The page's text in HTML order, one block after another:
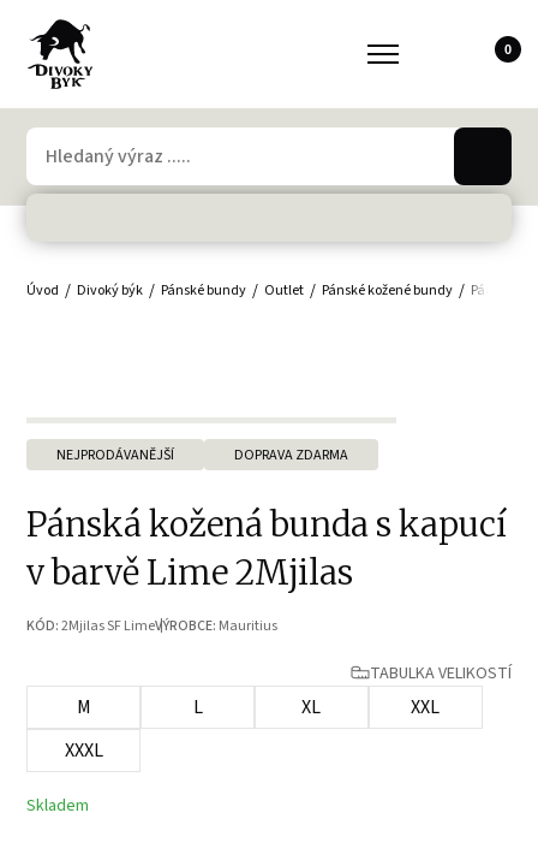
0
Úvod Divoký býk Pánské bundy Outlet Pánské kožené bundy Pánské
NEJPRODÁVANĚJŠÍ DOPRAVA ZDARMA
Pánská kožená bunda s kapucí
v barvě Lime 2Mjilas
KÓD:2Mjilas SF LimeVÝROBCE: Mauritius
TABULKA VELIKOSTÍ
M L XL
XXL
XXXL
Skladem